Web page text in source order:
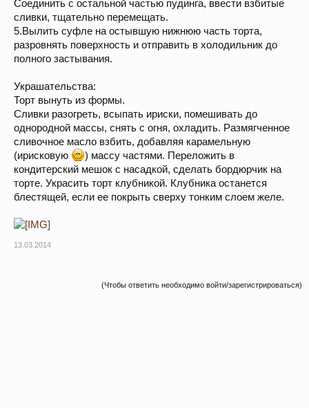
Соединить с остальной частью пудинга, ввести взбитые
сливки, тщательно перемещать.
5.Вылить суфле на остывшую нижнюю часть торта,
разровнять поверхность и отправить в холодильник до
полного застывания.
Украшательства:
Торт вынуть из формы.
Сливки разогреть, всыпать ириски, помешивать до
однородной массы, снять с огня, охладить. Размягченное
сливочное масло взбить, добавляя карамельную
(ирисковую
) массу частями. Переложить в
кондитерский мешок с насадкой, сделать бордюрчик на
торте. Украсить торт клубникой. Клубника останется
блестящей, если ее покрыть сверху тонким слоем желе.
13.03.2014
(Чтобы ответить необходимо войти/зарегистрироваться)